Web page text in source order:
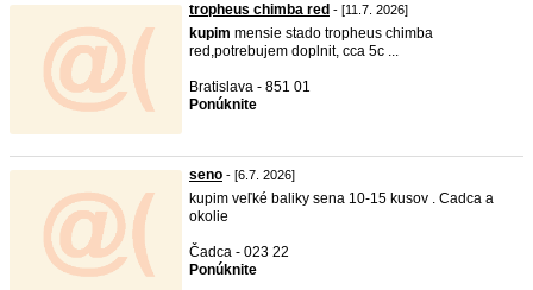
tropheus chimba red - [11.7. 2026]
kupim mensie stado tropheus chimba
red,potrebujem doplnit, cca 5c ...
Bratislava - 851 01
Ponúknite
seno - [6.7. 2026]
kupim veľké baliky sena 10-15 kusov . Cadca a
okolie
Čadca - 023 22
Ponúknite